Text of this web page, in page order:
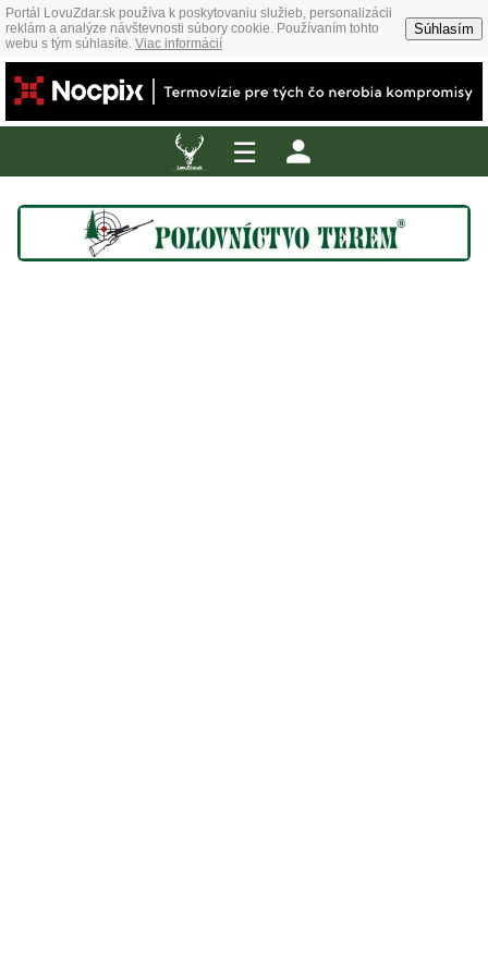
Portál LovuZdar.sk používa k poskytovaniu služieb, personalizácii
reklám a analýze návštevnosti súbory cookie. Používaním tohto
webu s tým súhlasíte. Viac informácií
Súhlasím
☰